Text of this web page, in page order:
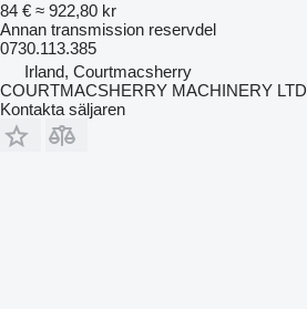
84 € ≈ 922,80 kr
Annan transmission reservdel
0730.113.385
Irland, Courtmacsherry
COURTMACSHERRY MACHINERY LTD
Kontakta säljaren